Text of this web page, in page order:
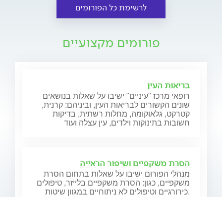
לרשימת כל הפורומים
פורומים מקצועיים
בריאות העין
רופאי מרכז "עיניים" ישיבו על שאלות בנושאים
שונים הקשורים לבריאות העין, וביניהם: קרנית,
קטרקט, גלאוקומה, מחלות רשתית, בדיקות
חשובות בתינוקות וילדים, עין עצלה ועוד
הסרת משקפיים ושיפור הראייה
מנהלי הפורום ישיבו על שאלות בתחום הסרת
משקפיים, כגון: הסרת משקפיים בלייזר, טיפולים
כירורגיים וטיפולים לא ניתוחיים במגוון שיטות.